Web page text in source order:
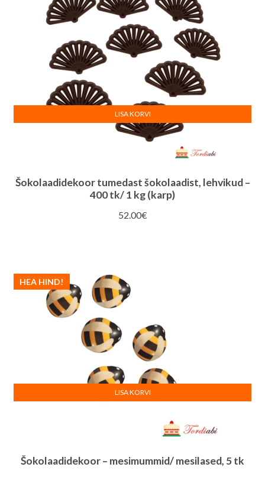
Šokolaadidekoor tumedast šokolaadist, lehvikud –
400 tk/ 1 kg (karp)
52.00€
LISA KORVI
Šokolaadidekoor – mesimummid/ mesilased, 5 tk
HEA HIND!
LISA KORVI